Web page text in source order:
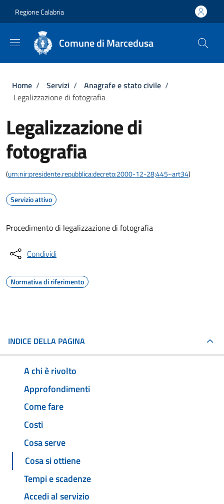
Regione Calabria
Comune di Marcedusa
Briciole di pane
Home / Servizi / Anagrafe e stato civile /
Legalizzazione di fotografia
Legalizzazione di
fotografia
(urn:nir:presidente.repubblica:decreto:2000-12-28;445~art34)
Servizio attivo
Procedimento di legalizzazione di fotografia
Condividi
Normativa di riferimento
INDICE DELLA PAGINA
A chi è rivolto
Approfondimenti
Come fare
Costi
Cosa serve
Cosa si ottiene
Tempi e scadenze
Accedi al servizio